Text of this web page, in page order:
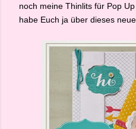
noch meine Thinlits für Pop
habe Euch ja über dieses